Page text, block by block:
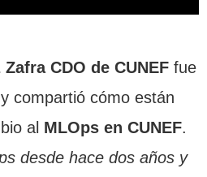
CDO de CUNEF fue
compartió cómo están
al MLOps en CUNEF.
desde hace dos años y